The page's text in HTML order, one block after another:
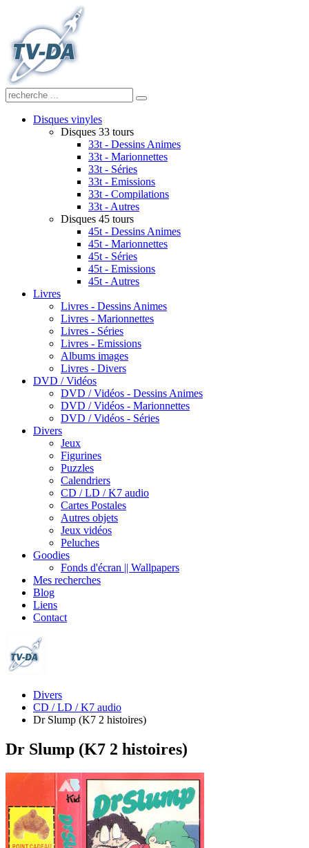
Disques vinyles
Disques 33 tours
33t - Dessins Animes
33t - Marionnettes
33t - Séries
33t - Emissions
33t - Compilations
33t - Autres
Disques 45 tours
45t - Dessins Animes
45t - Marionnettes
45t - Séries
45t - Emissions
45t - Autres
Livres
Livres - Dessins Animes
Livres - Marionnettes
Livres - Séries
Livres - Emissions
Albums images
Livres - Divers
DVD / Vidéos
DVD / Vidéos - Dessins Animes
DVD / Vidéos - Marionnettes
DVD / Vidéos - Séries
Divers
Jeux
Figurines
Puzzles
Calendriers
CD / LD / K7 audio
Cartes Postales
Autres objets
Jeux vidéos
Peluches
Goodies
Fonds d'écran || Wallpapers
Mes recherches
Blog
Liens
Contact
Divers
CD / LD / K7 audio
Dr Slump (K7 2 histoires)
Dr Slump (K7 2 histoires)